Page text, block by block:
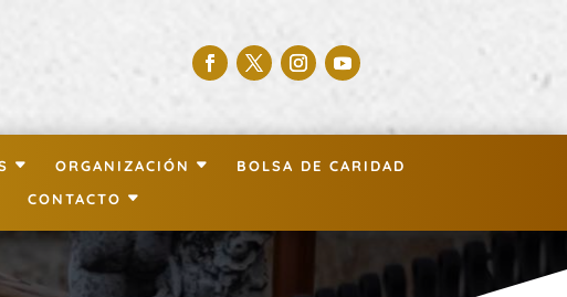
ORGANIZACIÓN
BOLSA DE CARIDAD
CONTACTO